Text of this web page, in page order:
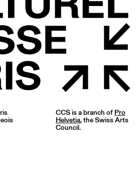
CCS is a branch of Pro
Helvetia, the Swiss Arts
Council.